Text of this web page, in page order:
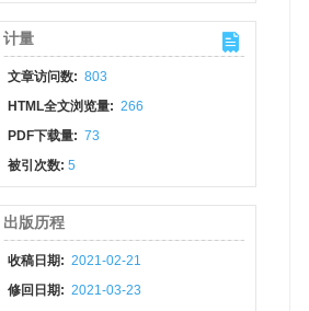
计量
文章访问数: 803
HTML全文浏览量: 266
PDF下载量: 73
被引次数:5
出版历程
收稿日期: 2021-02-21
修回日期: 2021-03-23